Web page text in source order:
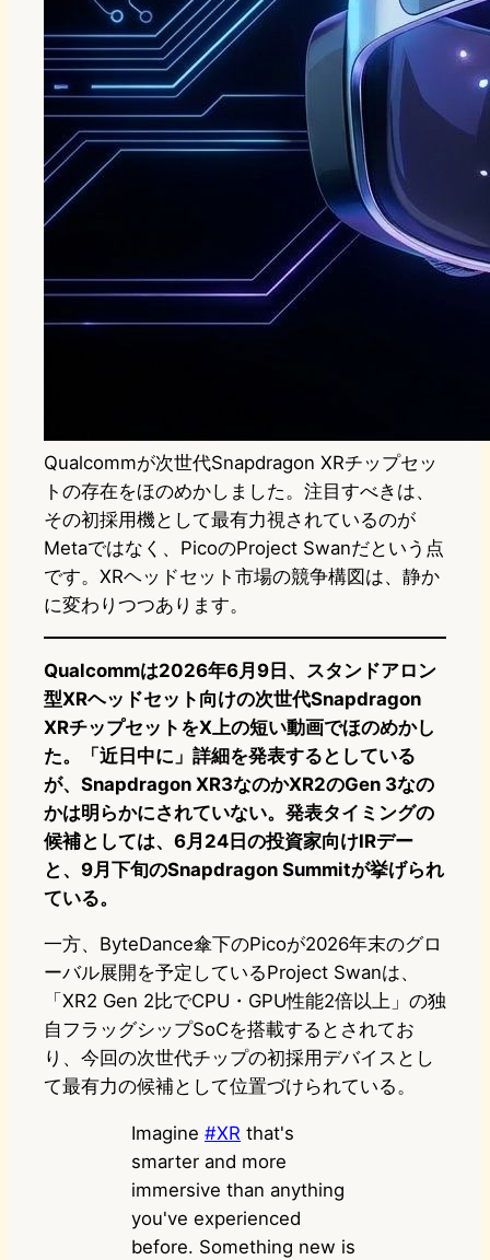
Qualcommが次世代Snapdragon XRチップセッ
トの存在をほのめかしました。注目すべきは、
その初採用機として最有力視されているのが
Metaではなく、PicoのProject Swanだという点
です。XRヘッドセット市場の競争構図は、静か
に変わりつつあります。
Qualcommは2026年6月9日、スタンドアロン
型XRヘッドセット向けの次世代Snapdragon
XRチップセットをX上の短い動画でほのめかし
た。「近日中に」詳細を発表するとしている
が、Snapdragon XR3なのかXR2のGen 3なの
かは明らかにされていない。発表タイミングの
候補としては、6月24日の投資家向けIRデー
と、9月下旬のSnapdragon Summitが挙げられ
ている。
一方、ByteDance傘下のPicoが2026年末のグロ
ーバル展開を予定しているProject Swanは、
「XR2 Gen 2比でCPU・GPU性能2倍以上」の独
自フラッグシップSoCを搭載するとされてお
り、今回の次世代チップの初採用デバイスとし
て最有力の候補として位置づけられている。
Imagine #XR that's
smarter and more
immersive than anything
you've experienced
before. Something new is